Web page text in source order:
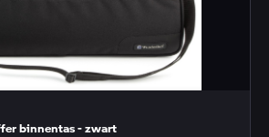
binnentas - zwart